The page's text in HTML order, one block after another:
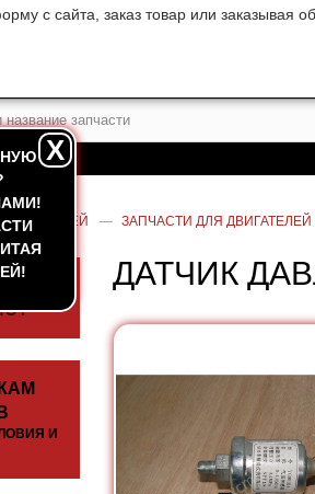
с сайта, заказ товар или заказывая
X
ЗАПЧАСТЕЙ — ЗАПЧАСТИ ДЛЯ ДВИГАТЕЛЕЙ
И
ДАТЧИК